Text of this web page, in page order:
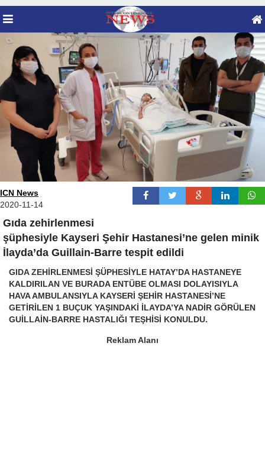
ICN News
2020-11-14
Gıda zehirlenmesi
şüphesiyle Kayseri Şehir Hastanesi’ne gelen minik
İlayda’da Guillain-Barre tespit edildi
GIDA ZEHİRLENMESİ ŞÜPHESİYLE HATAY’DA HASTANEYE
KALDIRILAN VE BURADA ENTÜBE OLMASI DOLAYISIYLA
HAVA AMBULANSIYLA KAYSERİ ŞEHİR HASTANESİ’NE
GETİRİLEN 1 BUÇUK YAŞINDAKİ İLAYDA’YA NADİR GÖRÜLEN
GUİLLAİN-BARRE HASTALIĞI TEŞHİSİ KONULDU.
Reklam Alanı